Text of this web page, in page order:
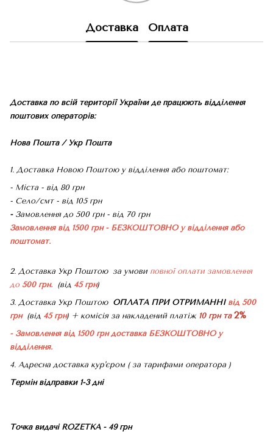
Доставка Оплата
Доставка по всій території України де працюють відділення
поштових операторів:
Нова Пошта / Укр Пошта
1. Доставка Новою Поштою у відділення або поштомат:
- Міста - від 80 грн
- Село/смт - від 105 грн
-Замовлення до 500 грн - від 70 грн
Замовлення від 1500 грн - БЕЗКОШТОВНО у відділення або
поштомат.
2. Доставка Укр Поштою за умови повної оплати замовлення
до 500 грн. (від 45 грн)
3. Доставка Укр ПоштоюОПЛАТА ПРИ ОТРИМАННІ від 500
грн (від 45 грн) + комісія за накладений платіж 10 грн та 2%
- Замовлення від 1500 грн доставка БЕЗКОШТОВНО у
відділення.
4. Адресна доставка кур'єром ( за тарифами оператора )
Термін відправки 1-3 дні
Точка видачі ROZETKA - 49 грн